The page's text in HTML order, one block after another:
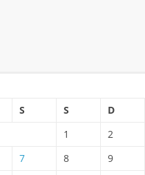
S S
D
1
2
7 8
9